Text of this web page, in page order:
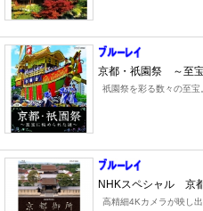
京都・祇園祭 ～至
祇園祭を彩る数々の至宝
NHKスペシャル 京
高精細4Kカメラが映し